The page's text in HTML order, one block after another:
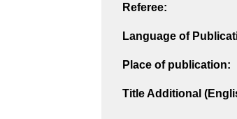
Referee:
Language of
Place of publication:
Title Additional